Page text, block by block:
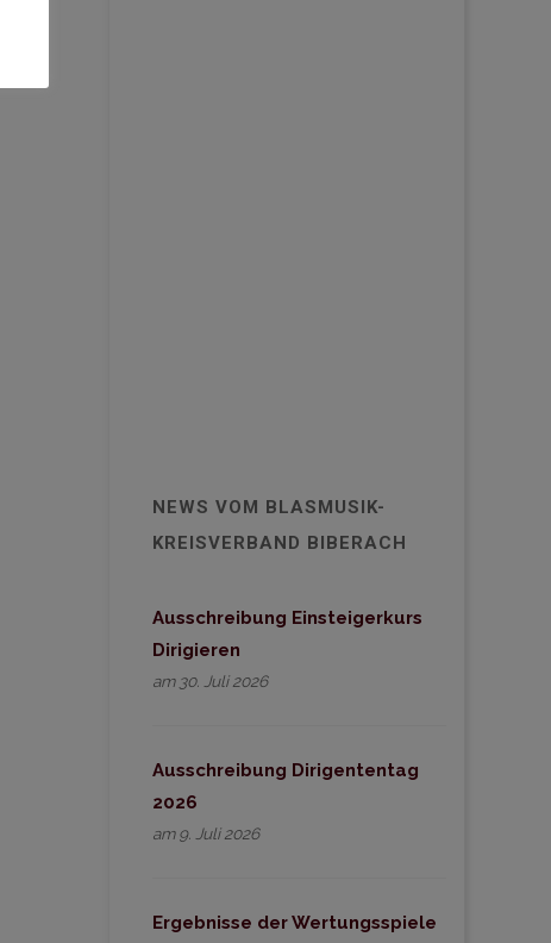
NEWS VOM BLASMUSIK-
KREISVERBAND BIBERACH
Ausschreibung Einsteigerkurs
Dirigieren
am 30. Juli 2026
Ausschreibung Dirigententag
2026
am 9. Juli 2026
Ergebnisse der Wertungsspiele